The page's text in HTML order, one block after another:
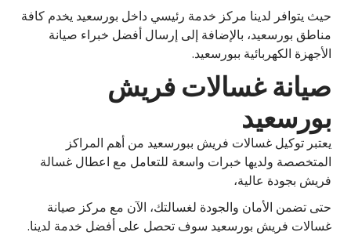
حيث يتوافر لدينا مركز خدمة رئيسي داخل بورسعيد يخدم كافة
مناطق بورسعيد، بالإضافة إلى إرسال أفضل خبراء صيانة
الأجهزة الكهربائية ببورسعيد.
صيانة غسالات فريش
بورسعيد
يعتبر توكيل غسالات فريش ببورسعيد من أهم المراكز
المتخصصة ولديها خبرات واسعة للتعامل مع اعطال غسالة
فريش بجودة عالية،
حتى تضمن الأمان والجودة لغسالتك، الآن مع مركز صيانة
غسالات فريش بورسعيد سوف تحصل على أفضل خدمة لدينا.